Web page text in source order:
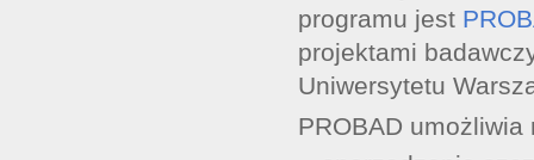
programu jest
projektami
Uniwersytetu
PROBAD umożliwia